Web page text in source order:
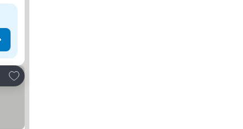
Adicionar aos favoritos